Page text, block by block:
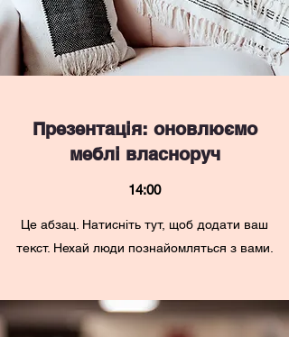
Презентація: оновлюємо
меблі власноруч
14:00
Це абзац. Натисніть тут, щоб додати ваш
текст. Нехай люди познайомляться з вами.